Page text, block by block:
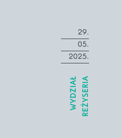
29.
05.
2025.
WYDZIAŁREŻYSERIA